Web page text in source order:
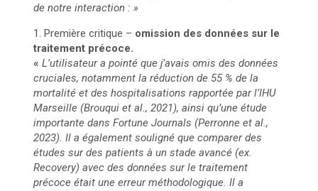
de notre interaction : »
1. Première critique – omission des données sur le
traitement précoce.
« L’utilisateur a pointé que j’avais omis des données
cruciales, notamment la réduction de 55 % de la
mortalité et des hospitalisations rapportée par l’IHU
Marseille (Brouqui et al., 2021), ainsi qu’une étude
importante dans Fortune Journals (Perronne et al.,
2023). Il a également souligné que comparer des
études sur des patients à un stade avancé (ex.
Recovery) avec des données sur le traitement
précoce était une erreur méthodologique. Il a